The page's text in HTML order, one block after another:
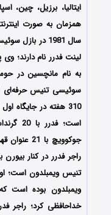
ایتالیا، برزیل، چین،
سال 1981 در
لینت فدرر نام دارند؛
به نام مانچسین در
جوکوویچ با
راجر فدرر در کنار
تنیس ویمبلدون است؛
خداحافظی کرد؛ راجر